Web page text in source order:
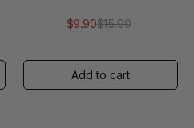
$9.90 Обычная
Цена
$15.90